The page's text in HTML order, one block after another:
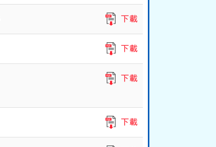
下載
下載
下載
下載